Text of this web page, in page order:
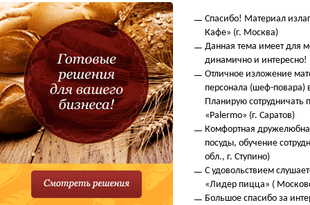
Спасибо! Материал
Кафе» (г. Москва)
Данная тема имеет для
динамично и
Отличное изложение
персонала (шеф-повара)
Планирую
«Palermo» (г. Саратов)
Комфортная
посуды, обучение
обл., г. Ступино)
С удовольствием
«Лидер пицца» (
Большое спасибо за